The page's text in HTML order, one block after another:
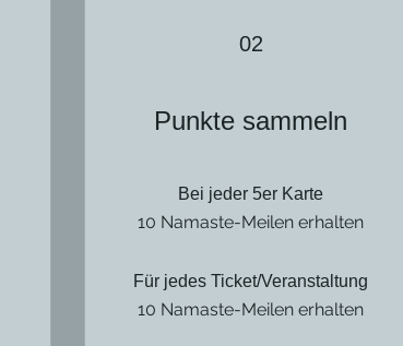
02
Punkte sammeln
Bei jeder 5er Karte
10 Namaste-Meilen erhalten
Für jedes Ticket/Veranstaltung
10 Namaste-Meilen erhalten